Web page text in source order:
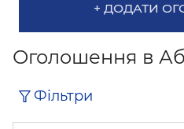
+ ДОДАТИ
Оголошення в
Фільтри